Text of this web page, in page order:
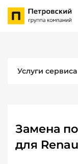
Услуги сервиса
Замена
для